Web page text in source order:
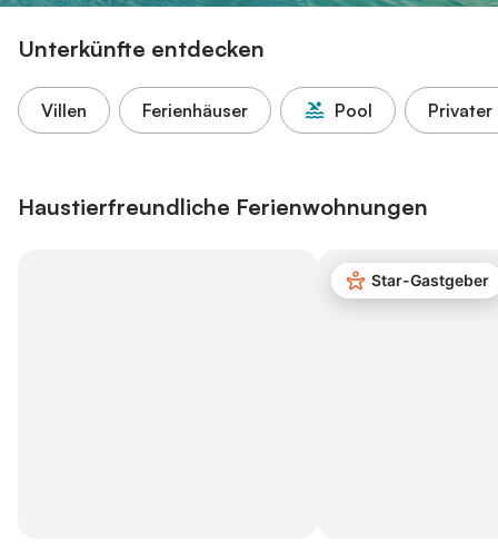
Unterkünfte entdecken
Villen Ferienhäuser Pool Privater
Haustierfreundliche Ferienwohnungen
Star-Gastgeber